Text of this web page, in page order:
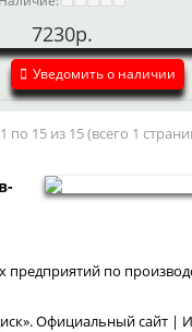
7230р.
Уведомить о наличии
по 15 из 15 (всего 1
по
Официальный сайт |